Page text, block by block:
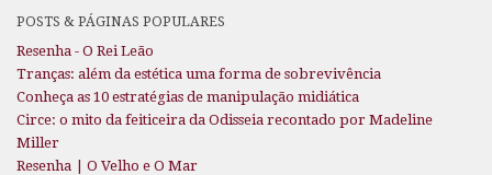
POSTS & PÁGINAS POPULARES
Resenha - O Rei Leão
Tranças: além da estética uma forma de sobrevivência
Conheça as 10 estratégias de manipulação midiática
Circe: o mito da feiticeira da Odisseia recontado por Madeline
Miller
Resenha | O Velho e O Mar